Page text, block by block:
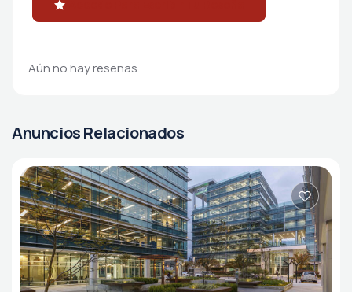
Aún no hay reseñas.
Anuncios Relacionados